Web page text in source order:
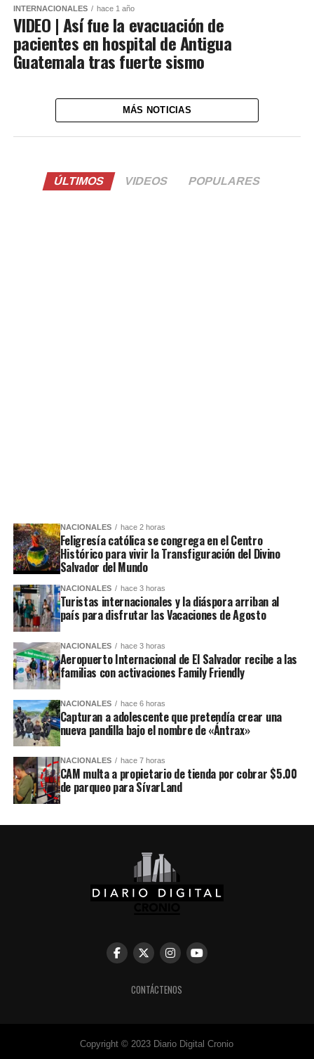
INTERNACIONALES hace 1 año
VIDEO | Así fue la evacuación de
pacientes en hospital de Antigua
Guatemala tras fuerte sismo
MÁS NOTICIAS
ÚLTIMOS VIDEOS POPULARES
NACIONALES hace 2 horas
Feligresía católica se congrega en el Centro
Histórico para vivir la Transfiguración del Divino
Salvador del Mundo
NACIONALES hace 3 horas
Turistas internacionales y la diáspora arriban al
país para disfrutar las Vacaciones de Agosto
NACIONALES hace 3 horas
Aeropuerto Internacional de El Salvador recibe a las
familias con activaciones Family Friendly
NACIONALES hace 6 horas
Capturan a adolescente que pretendía crear una
nueva pandilla bajo el nombre de «Ántrax»
NACIONALES hace 7 horas
CAM multa a propietario de tienda por cobrar $5.00
de parqueo para SívarLand
CONTÁCTENOS
Copyright © 2023 Diario Digital Cronio